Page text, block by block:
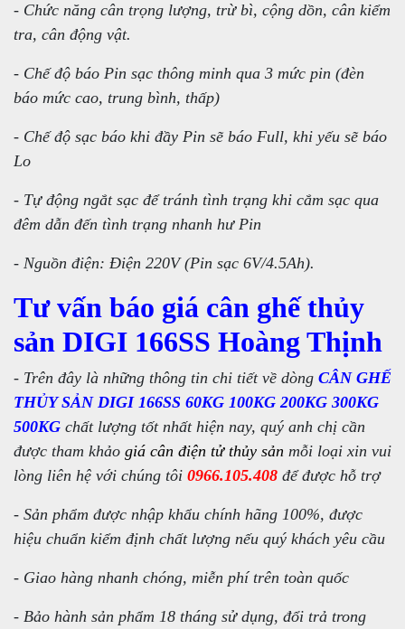
- Chức năng cân trọng lượng, trừ bì, cộng dồn, cân kiểm
tra, cân động vật.
- Chế độ báo Pin sạc thông minh qua 3 mức pin (đèn
báo mức cao, trung bình, thấp)
- Chế độ sạc báo khi đầy Pin sẽ báo Full, khi yếu sẽ báo
Lo
- Tự động ngắt sạc để tránh tình trạng khi cắm sạc qua
đêm dẫn đến tình trạng nhanh hư Pin
- Nguồn điện: Điện 220V (Pin sạc 6V/4.5Ah).
Tư vấn báo giá cân ghế thủy
sản DIGI 166SS Hoàng Thịnh
- Trên đây là những thông tin chi tiết về dòng CÂN GHẾ
THỦY SẢN DIGI 166SS 60KG 100KG 200KG 300KG
500KG chất lượng tốt nhất hiện nay, quý anh chị cần
được tham khảo giá cân điện tử thủy sản mỗi loại xin vui
lòng liên hệ với chúng tôi 0966.105.408 để được hỗ trợ
- Sản phẩm được nhập khẩu chính hãng 100%, được
hiệu chuẩn kiểm định chất lượng nếu quý khách yêu cầu
- Giao hàng nhanh chóng, miễn phí trên toàn quốc
- Bảo hành sản phẩm 18 tháng sử dụng, đổi trả trong